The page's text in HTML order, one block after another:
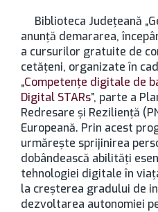
Biblioteca Județeană
anunță demararea,
a cursurilor gratuite de
cetățeni, organizate în
„Competențe digitale de
Digital STARs”, parte a
Redresare și Reziliență
Europeană. Prin acest
urmărește sprijinirea
dobândească abilități
tehnologiei digitale în
la creșterea gradului de
dezvoltarea autonomiei